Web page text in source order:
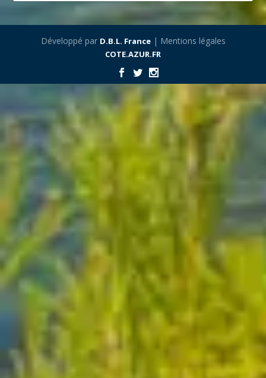
Développé par D.B.L. France| Mentions légales
COTE.AZUR.FR